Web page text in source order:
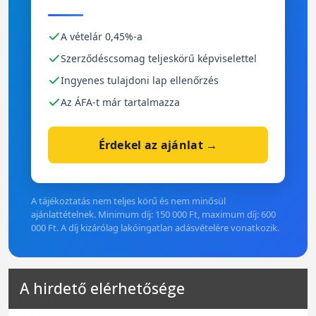
A vételár 0,45%-a
Szerződéscsomag teljeskörű képviselettel
Ingyenes tulajdoni lap ellenőrzés
Az ÁFA-t már tartalmazza
Érdekel az ajánlat →
A tájékoztatás nem teljes körű és nem minősül
ajánlattételnek. Minimum díj: 150 000 Ft, maximum díj: 600
000 Ft. A díj kizárólag lakóingatlan adásvételére vonatkozik.
A hirdető elérhetősége